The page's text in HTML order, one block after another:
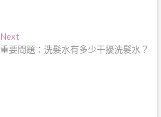
NextNext
post:
重要問題：洗髮水有多少干擾洗髮水？